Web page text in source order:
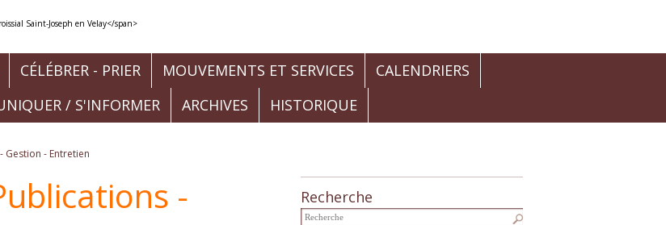
CÉLÉBRER - PRIER MOUVEMENTS ET SERVICES
CALENDRIERS
/ S'INFORMER ARCHIVES HISTORIQUE
Gestion - Entretien
Recherche
-